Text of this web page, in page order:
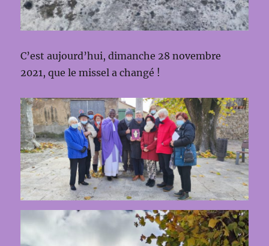
C’est aujourd’hui, dimanche 28 novembre
2021, que le missel a changé !